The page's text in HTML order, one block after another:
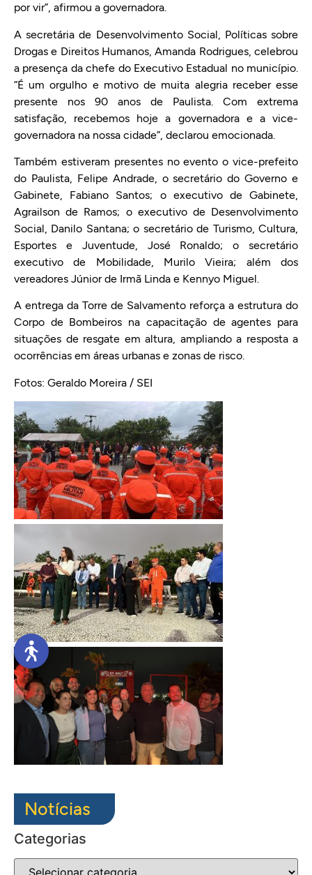
por vir”, afirmou a governadora.
A secretária de Desenvolvimento Social, Políticas sobre
Drogas e Direitos Humanos, Amanda Rodrigues, celebrou
a presença da chefe do Executivo Estadual no município.
“É um orgulho e motivo de muita alegria receber esse
presente nos 90 anos de Paulista. Com extrema
satisfação, recebemos hoje a governadora e a vice-
governadora na nossa cidade”, declarou emocionada.
Também estiveram presentes no evento o vice-prefeito
do Paulista, Felipe Andrade, o secretário do Governo e
Gabinete, Fabiano Santos; o executivo de Gabinete,
Agrailson de Ramos; o executivo de Desenvolvimento
Social, Danilo Santana; o secretário de Turismo, Cultura,
Esportes e Juventude, José Ronaldo; o secretário
executivo de Mobilidade, Murilo Vieira; além dos
vereadores Júnior de Irmã Linda e Kennyo Miguel.
A entrega da Torre de Salvamento reforça a estrutura do
Corpo de Bombeiros na capacitação de agentes para
situações de resgate em altura, ampliando a resposta a
ocorrências em áreas urbanas e zonas de risco.
Fotos: Geraldo Moreira / SEI
Notícias
Categorias